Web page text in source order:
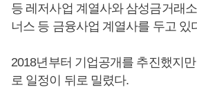
등 레저사업 계열사와 삼성금거래
너스 등 금융사업 계열사를 두고 있
2018년부터 기업공개를 추진했지
로 일정이 뒤로 밀렸다.